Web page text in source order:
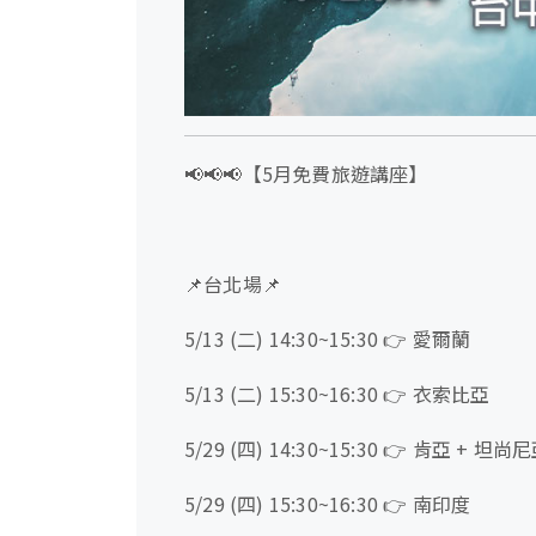
📢📢📢【5月免費旅遊講座】
📌台北場📌
5/13 (二) 14:30~15:30 👉 愛爾蘭
5/13 (二) 15:30~16:30 👉 衣索比亞
5/29 (四) 14:30~15:30 👉 肯亞 + 坦尚
5/29 (四) 15:30~16:30 👉 南印度